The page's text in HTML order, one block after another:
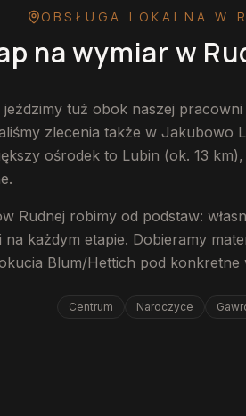
OBSŁUGA LOKALNAW
na wymiar w
tuż obok naszej
zlecenia także w Jakubowo
ośrodek to Lubin (ok. 13
Rudnej robimy od podstaw:
każdym etapie. Dobieramy
Blum/Hettich pod konkretne
Centrum Naroczyce